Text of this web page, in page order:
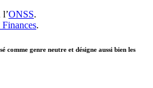
ONSS.
Finances.
comme genre neutre et désigne aussi bien les